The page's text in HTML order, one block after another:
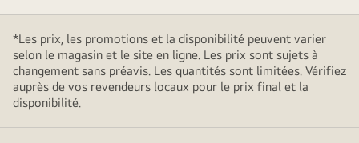
*Les prix, les promotions et la disponibilité peuvent varier
selon le magasin et le site en ligne. Les prix sont sujets à
changement sans préavis. Les quantités sont limitées. Vérifiez
auprès de vos revendeurs locaux pour le prix final et la
disponibilité.